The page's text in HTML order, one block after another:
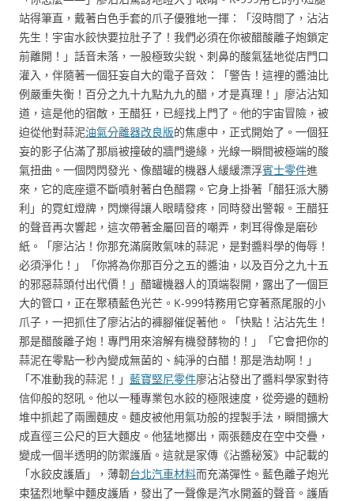
站得筆直，戴著白色手套的爪子優雅地一揮：「沒時間了，沾沾
先生！宇宙水餃快要拉肚子了！我們必須在你被醋酸離子炮鎖定
前離開！」話音未落，一股極致尖銳、刺鼻的酸氣猛地從店門口
灌入，伴隨著一個狂妄自大的電子音效：「警告！這裡的醬油比
例嚴重失衡！百分之九十九點九九的醋，才是真理！」廖沾沾知
道，這是他的宿敵，王醋狂，已經找上門了。他的宇宙冒險，被
迫從他對蒜泥油氣分離器改良版的焦慮中，正式開始了。一個狂
妄的影子佔滿了那扇被撞破的牆門邊緣，光線一瞬間被極端的酸
氣扭曲。一個閃閃發光、像醋罐的機器人緩緩漂浮賓士零件進
來，它的底座還不斷噴射著白色醋霧。它身上掛著「醋狂派大勝
利」的霓虹燈牌，閃爍得讓人眼睛發疼，同時發出警報。王醋狂
的聲音再次響起，這次帶著金屬回音的嘲弄，刺耳得像是磨砂
紙。「廖沾沾！你那充滿腐敗氣味的蒜泥，是對醬料學的侮辱！
必須淨化！」「你將為你那百分之五的醬油，以及百分之九十五
的邪惡蒜頭付出代價！」醋罐機器人的頂端裂開，露出了一個巨
大的管口，正在聚積藍色光芒。K-999特務用它穿著燕尾服的小
爪子，一把抓住了廖沾沾的褲腳催促著他。「快點！沾沾先生！
那是醋酸離子炮！專門用來溶解有機發酵物的！」「它會把你的
蒜泥在零點一秒內變成無菌的、純淨的白醋！那是浩劫啊！」
「不准動我的蒜泥！」 藍寶堅尼零件廖沾沾發出了醬料學家對待
信仰般的怒吼。他以一種專業包水餃的極限速度，從旁邊的麵粉
堆中抓起了兩團麵皮。麵皮被他用氣功般的捏製手法，瞬間擴大
成直徑三公尺的巨大麵皮。他猛地擲出，兩張麵皮在空中交疊，
變成一個半透明的防禦護盾。這就是家傳《沾醬秘笈》中記載的
「水餃皮護盾」，薄韌台北汽車材料而充滿彈性。藍色離子炮光
束猛烈地擊中麵皮護盾，發出了一聲像是汽水開蓋的聲音。護盾